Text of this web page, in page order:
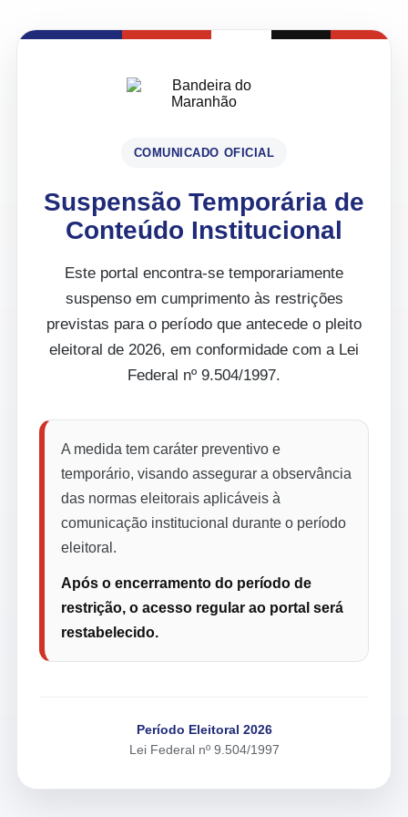
COMUNICADO OFICIAL
Suspensão Temporária de
Conteúdo Institucional
Este portal encontra-se temporariamente
suspenso em cumprimento às restrições
previstas para o período que antecede o pleito
eleitoral de 2026, em conformidade com a Lei
Federal nº 9.504/1997.
A medida tem caráter preventivo e
temporário, visando assegurar a observância
das normas eleitorais aplicáveis à
comunicação institucional durante o período
eleitoral.
Após o encerramento do período de
restrição, o acesso regular ao portal será
restabelecido.
Período Eleitoral 2026
Lei Federal nº 9.504/1997